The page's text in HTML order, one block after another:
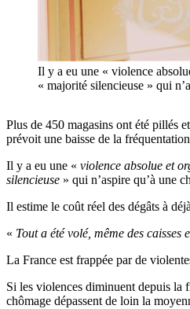
Il y a eu une « violence
« majorité silencieuse » qui
Plus de 450 magasins ont été pillés
prévoit une baisse de la
Il y a eu une « violence absolue et
silencieuse » qui n’aspire qu’à une
Il estime le coût réel des dégâts à
« Tout a été volé, même des
La France est frappée par de
Si les violences diminuent depuis la
chômage dépassent de loin la